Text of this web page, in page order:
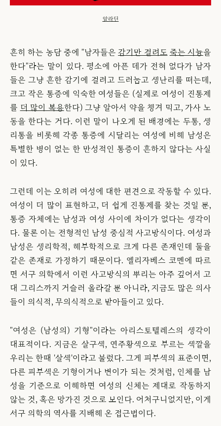
알라딘
흔히 하는 농담 중에 "남자들은감기만 걸려도 죽는 시늉을
한다"라는 말이 있다. 평소에 아픈 데가 전혀 없다가 남자
들은 그냥 흔한 감기에 걸려고 드러눕고 생난리를 떠는데,
크고 작은 통증에 익숙한 여성들은 (실제로 여성이 진통제
를 더 많이 복용한다) 그냥 알아서 약을 챙겨 먹고, 가사 노
동을 한다는 거다. 이런 말이 나오게 된 배경에는 두통, 생
리통을 비롯해 각종 통증에 시달리는 여성에 비해 남성은
특별한 병이 없는 한 만성적인 통증이 흔하지 않다는 사실
이 있다.
그런데 이는 오히려 여성에 대한 편견으로 작동할 수 있다.
여성이 더 많이 표현하고, 더 쉽게 진통제를 찾는 것일 뿐,
통증 자체에는 남성과 여성 사이에 차이가 없다는 생각이
다. 물론 이는 전형적인 남성 중심적 사고방식이다. 여성과
남성은 생리학적, 해부학적으로 크게 다른 존재인데 둘을
같은 존재로 가정하기 때문이다. 엘리자베스 코멘에 따르
면 서구 의학에서 이런 사고방식의 뿌리는 아주 깊어서 고
대 그리스까지 거슬러 올라갈 뿐 아니라, 지금도 많은 의사
들이 의식적, 무의식적으로 받아들이고 있다.
"여성은 (남성의) 기형"이라는 아리스토텔레스의 생각이
대표적이다. 지금은 살구색, 연주황색으로 부르는 색깔을
우리는 한때 '살색'이라고 불렀다. 그게 피부색의 표준이면,
다른 피부색은 기형이거나 변이가 되는 것처럼, 인체를 남
성을 기준으로 이해하면 여성의 신체는 제대로 작동하지
않는 것, 혹은 망가진 것으로 보인다. 어처구니없지만, 이게
서구 의학의 역사를 지배해 온 접근법이다.